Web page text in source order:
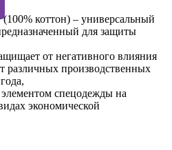
коттон) – универсальный
для защиты
от негативного влияния
различных производственных
спецодежды на
экономической